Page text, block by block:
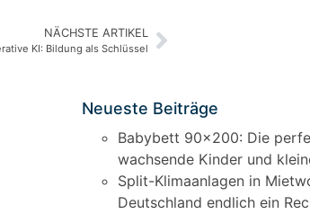
NÄCHSTE ARTIKEL
KI: Bildung als Schlüssel
Neueste Beiträge
Babybett 90×200: Die
wachsende Kinder und
Split-Klimaanlagen in
Deutschland endlich ein